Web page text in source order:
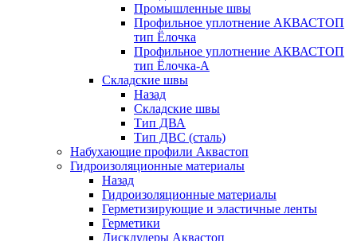
Промышленные швы
Профильное уплотнение АКВАСТОП
тип Ёлочка
Профильное уплотнение АКВАСТОП
тип Ёлочка-А
Складские швы
Назад
Складские швы
Тип ДВА
Тип ДВС (сталь)
Набухающие профили Аквастоп
Гидроизоляционные материалы
Назад
Гидроизоляционные материалы
Герметизирующие и эластичные ленты
Герметики
Дисклудеры Аквастоп